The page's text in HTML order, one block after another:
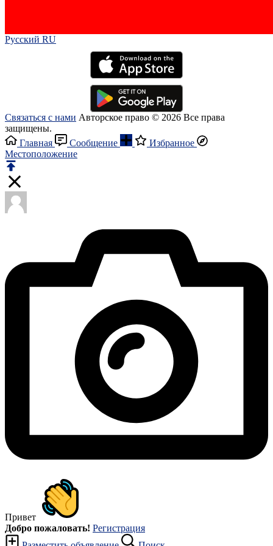
Русский RU‎
Связаться с нами Авторское право © 2026 Все права
защищены.
Главная
Сообщение
Избранное
Местоположение
Привет
Добро пожаловать! Регистрация